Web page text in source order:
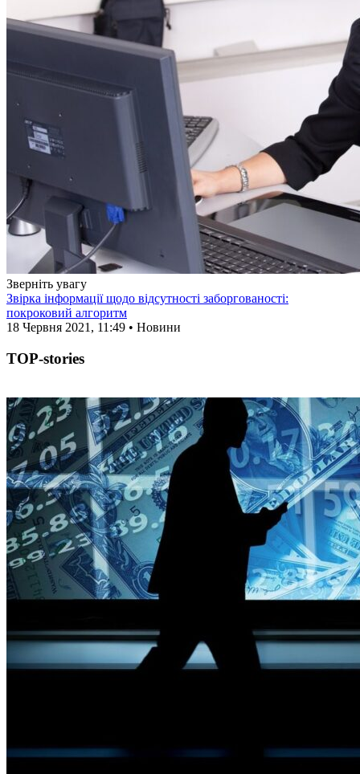
Зверніть увагу
Звірка інформації щодо відсутності заборгованості:
покроковий алгоритм
18 Червня 2021, 11:49 • Новини
TOP-stories